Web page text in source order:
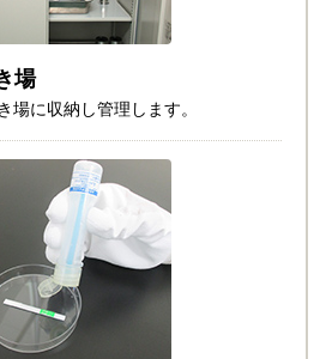
場
場に収納し管理します。